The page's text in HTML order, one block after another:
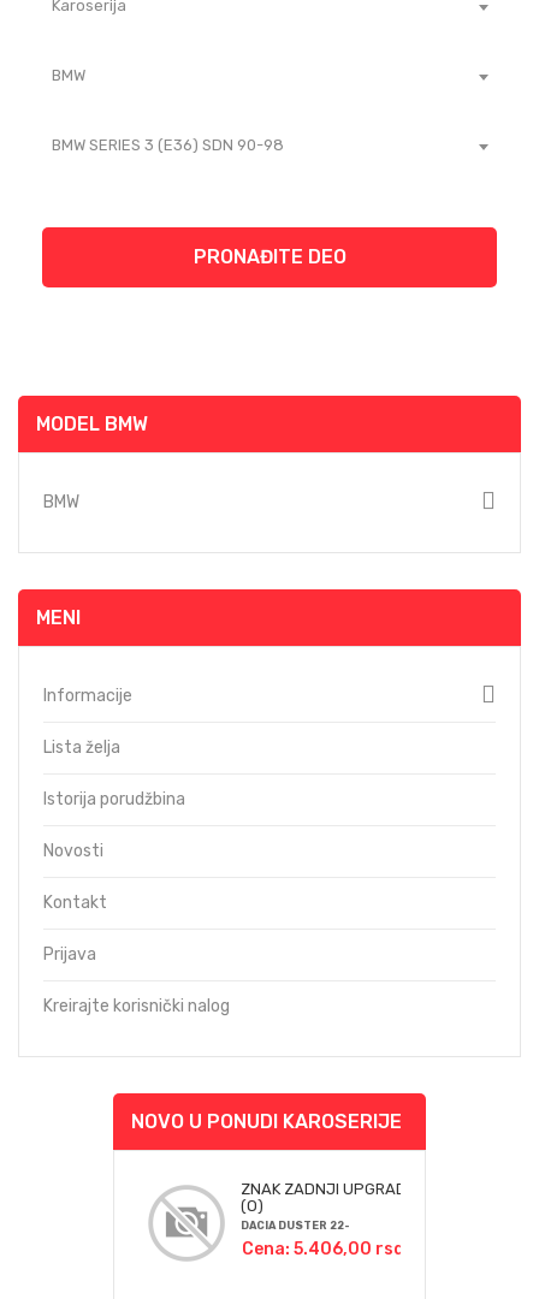
Karoserija
BMW
BMW SERIES 3 (E36) SDN 90-98
PRONAĐITE DEO
MODEL BMW
BMW
MENI
Informacije
Lista želja
Istorija porudžbina
Novosti
Kontakt
Prijava
Kreirajte korisnički nalog
NOVO U PONUDI KAROSERIJE
ZNAK ZADNJI UPGRADE
(O)
DACIA DUSTER 22-
Cena: 5.406,00 rsd